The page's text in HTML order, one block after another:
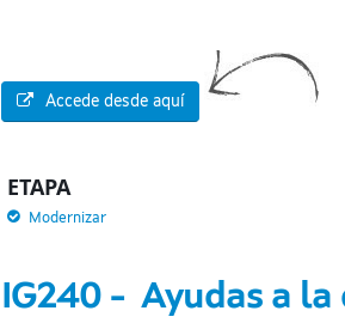
Accede desde aquí
ETAPA
Modernizar
IG240 - Ayudas a